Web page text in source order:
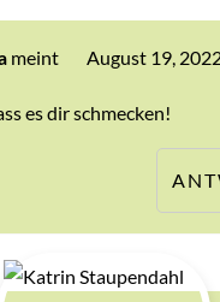
meint August 19,
es dir schmecken!